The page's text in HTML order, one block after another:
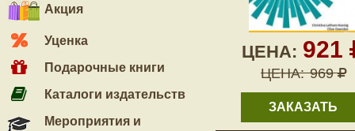
Акция
Уценка
Подарочные книги
Каталоги издательств
Мероприятия и
ЦЕНА: 921
ЦЕНА: 969
ЗАКАЗАТЬ